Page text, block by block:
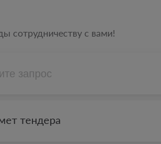
сотрудничеству с вами!
тендера